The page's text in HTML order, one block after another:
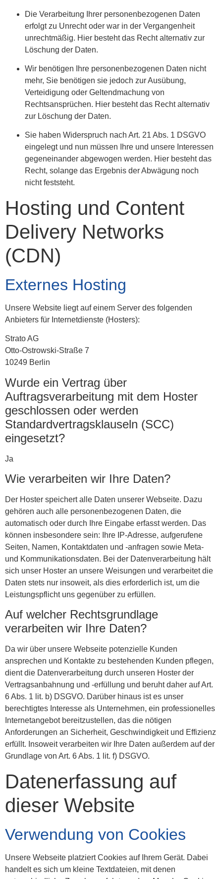
Die Verarbeitung Ihrer personenbezogenen Daten
erfolgt zu Unrecht oder war in der Vergangenheit
unrechtmäßig. Hier besteht das Recht alternativ zur
Löschung der Daten.
Wir benötigen Ihre personenbezogenen Daten nicht
mehr, Sie benötigen sie jedoch zur Ausübung,
Verteidigung oder Geltendmachung von
Rechtsansprüchen. Hier besteht das Recht alternativ
zur Löschung der Daten.
Sie haben Widerspruch nach Art. 21 Abs. 1 DSGVO
eingelegt und nun müssen Ihre und unsere Interessen
gegeneinander abgewogen werden. Hier besteht das
Recht, solange das Ergebnis der Abwägung noch
nicht feststeht.
Hosting und Content
Delivery Networks
(CDN)
Externes Hosting
Unsere Website liegt auf einem Server des folgenden
Anbieters für Internetdienste (Hosters):
Strato AG
Otto-Ostrowski-Straße 7
10249 Berlin
Wurde ein Vertrag über
Auftragsverarbeitung mit dem Hoster
geschlossen oder werden
Standardvertragsklauseln (SCC)
eingesetzt?
Ja
Wie verarbeiten wir Ihre Daten?
Der Hoster speichert alle Daten unserer Webseite. Dazu
gehören auch alle personenbezogenen Daten, die
automatisch oder durch Ihre Eingabe erfasst werden. Das
können insbesondere sein: Ihre IP-Adresse, aufgerufene
Seiten, Namen, Kontaktdaten und -anfragen sowie Meta-
und Kommunikationsdaten. Bei der Datenverarbeitung hält
sich unser Hoster an unsere Weisungen und verarbeitet die
Daten stets nur insoweit, als dies erforderlich ist, um die
Leistungspflicht uns gegenüber zu erfüllen.
Auf welcher Rechtsgrundlage
verarbeiten wir Ihre Daten?
Da wir über unsere Webseite potenzielle Kunden
ansprechen und Kontakte zu bestehenden Kunden pflegen,
dient die Datenverarbeitung durch unseren Hoster der
Vertragsanbahnung und -erfüllung und beruht daher auf Art.
6 Abs. 1 lit. b) DSGVO. Darüber hinaus ist es unser
berechtigtes Interesse als Unternehmen, ein professionelles
Internetangebot bereitzustellen, das die nötigen
Anforderungen an Sicherheit, Geschwindigkeit und Effizienz
erfüllt. Insoweit verarbeiten wir Ihre Daten außerdem auf der
Grundlage von Art. 6 Abs. 1 lit. f) DSGVO.
Datenerfassung auf
dieser Website
Verwendung von Cookies
Unsere Webseite platziert Cookies auf Ihrem Gerät. Dabei
handelt es sich um kleine Textdateien, mit denen